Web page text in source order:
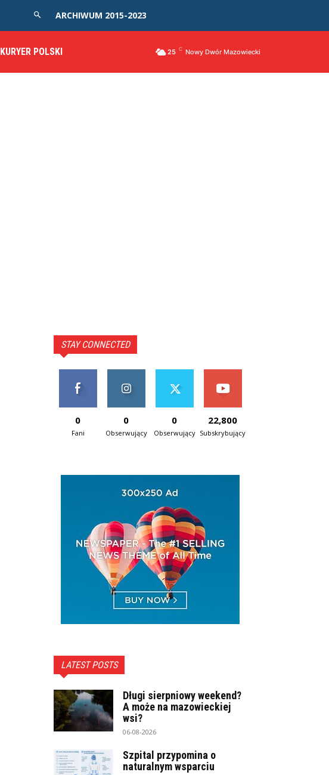
ARCHIWUM 2015-2023
KURYER POLSKI 25 C Nowy Dwór Mazowiecki
STAY CONNECTED
0
Fani
0
Obserwujący
0
Obserwujący
22,800
Subskrybujący
LATEST POSTS
Długi sierpniowy weekend?
A może na mazowieckiej
wsi?
06-08-2026
Szpital przypomina o
naturalnym wsparciu